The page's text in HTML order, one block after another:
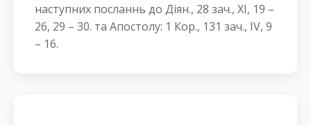
наступних посланнь до Діян., 28 зач., XI, 19 –
26, 29 – 30. та Апостолу: 1 Кор., 131 зач., IV, 9
– 16.